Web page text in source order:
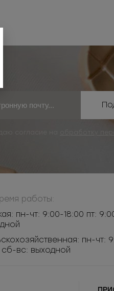
согласие на обработку
работы:
пн-чт: 9:00-18:00 пт:
пн-чт:
сб-вс: выходной